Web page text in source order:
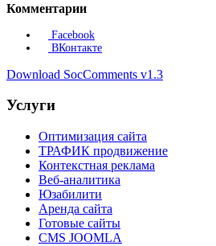
Комментарии
Facebook
ВКонтакте
Download SocComments v1.3
Услуги
Оптимизация сайта
ТРАФИК продвижение
Контекстная реклама
Веб-аналитика
Юзабилити
Аренда сайта
Готовые сайты
CMS JOOMLA